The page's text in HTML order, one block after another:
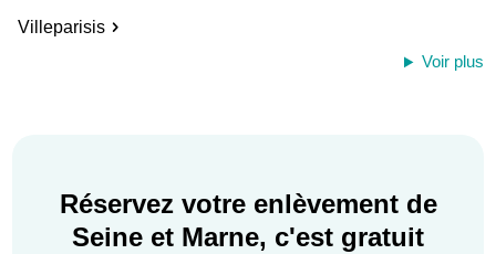
Villeparisis
Voir plus
Réservez votre enlèvement de
Seine et Marne, c'est gratuit